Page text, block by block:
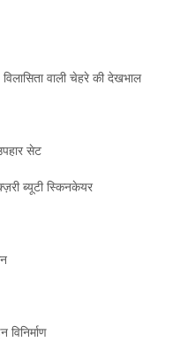
विलासिता वाली चेहरे की देखभाल
सेट
ब्यूटी स्किनकेयर